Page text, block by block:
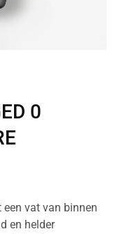
0
een vat van binnen
en helder